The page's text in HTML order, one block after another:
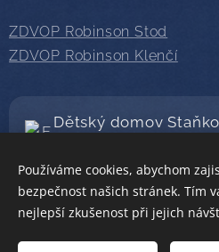
ZDVOP Robinson Stod
ZDVOP Robinson Klenčí
Dětský domov
© 2019 · 2026Dětský domov,
Používáme cookies, abychom
bezpečnost našich stránek. Tím
nejlepší zkušenost při jejich